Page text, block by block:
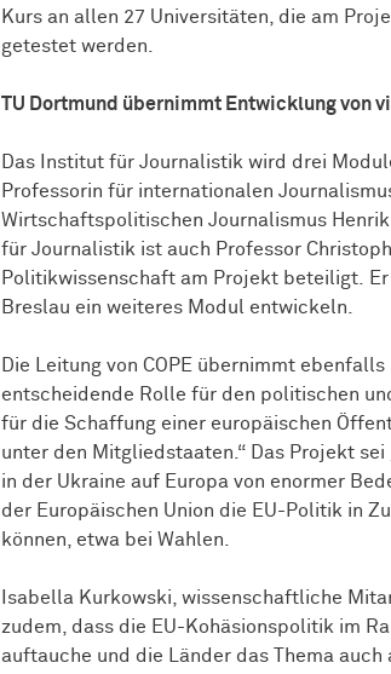
Kurs an allen 27 Universitäten, die am
getestet werden.
TU Dortmund übernimmt Entwicklung von
Das Institut für Journalistik wird drei
Professorin für internationalen
Wirtschaftspolitischen Journalismus
für Journalistik ist auch Professor
Politikwissenschaft am Projekt beteiligt.
Breslau ein weiteres Modul entwickeln.
Die Leitung von COPE übernimmt
entscheidende Rolle für den politischen
für die Schaffung einer europäischen
unter den Mitgliedstaaten.“ Das Projekt
in der Ukraine auf Europa von enormer
der Europäischen Union die EU-Politik in
können, etwa bei Wahlen.
Isabella Kurkowski, wissenschaftliche
zudem, dass die EU-Kohäsionspolitik im
auftauche und die Länder das Thema